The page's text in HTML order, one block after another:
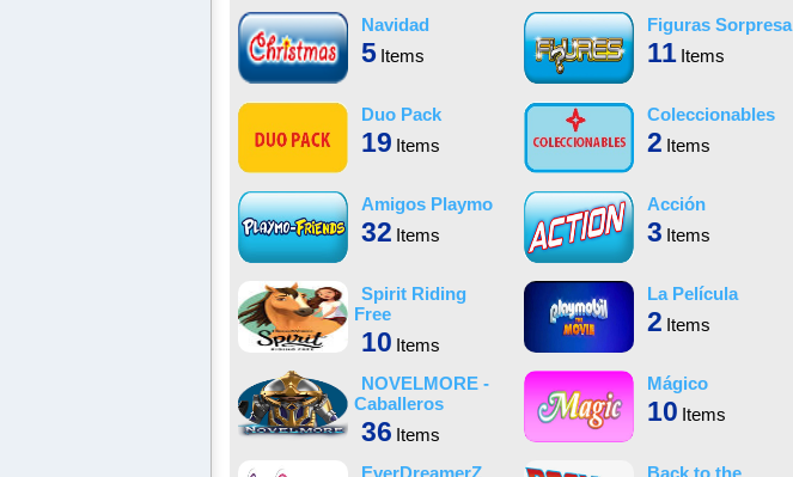
Navidad
5 Items
Figuras Sorpresa
11 Items
Duo Pack
19 Items
Coleccionables
2 Items
Amigos Playmo
32 Items
Acción
3 Items
Spirit Riding
Free
10 Items
La Película
2 Items
NOVELMORE -
Caballeros
36 Items
Mágico
10 Items